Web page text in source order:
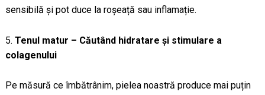
sensibilă și pot duce la roșeață sau inflamație.
Tenul matur – Căutând hidratare și stimulare a
colagenului
Pe măsură ce îmbătrânim, pielea noastră produce mai puțin